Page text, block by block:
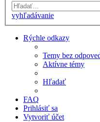
vyhľadávanie
Rýchle odkazy
Temy bez
Aktívne témy
Hľadať
FAQ
Prihlásiť sa
Vytvoriť účet